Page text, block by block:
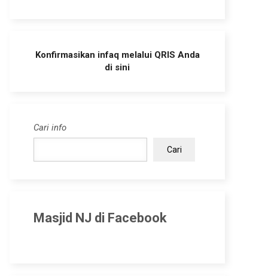
Konfirmasikan infaq melalui QRIS Anda
di sini
Cari info
Cari
Masjid NJ di Facebook